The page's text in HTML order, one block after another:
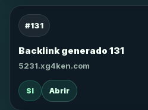
#131
Backlink generado 131
5231.xg4ken.com
SI Abrir